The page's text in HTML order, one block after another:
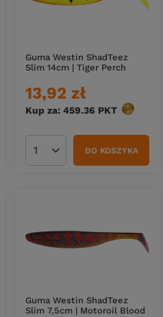
Guma Westin ShadTeez
Slim 14cm | Tiger Perch
13,92 zł
Kup za: 459.36 PKT punktów
Ilość produktówDO KOSZYKA
Guma Westin ShadTeez
Slim 7,5cm | Motoroil Blood